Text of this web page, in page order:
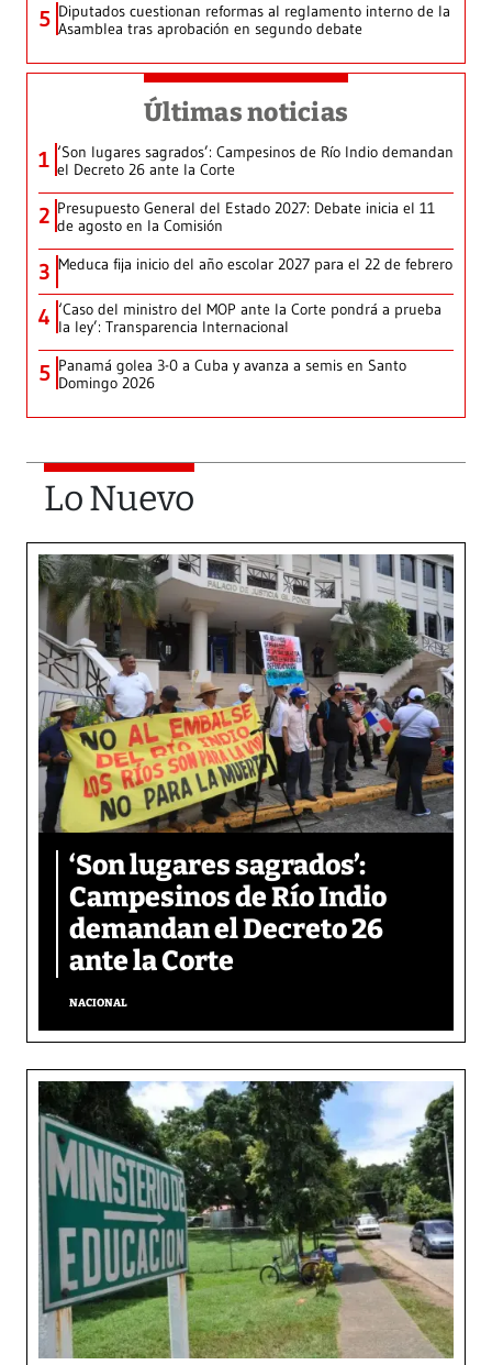
5 Diputados cuestionan reformas al reglamento interno de la
Asamblea tras aprobación en segundo debate
Últimas noticias
1 ‘Son lugares sagrados’: Campesinos de Río Indio demandan
el Decreto 26 ante la Corte
2 Presupuesto General del Estado 2027: Debate inicia el 11
de agosto en la Comisión
3 Meduca fija inicio del año escolar 2027 para el 22 de febrero
4 ‘Caso del ministro del MOP ante la Corte pondrá a prueba
la ley’: Transparencia Internacional
5 Panamá golea 3-0 a Cuba y avanza a semis en Santo
Domingo 2026
Lo Nuevo
‘Son lugares sagrados’:
Campesinos de Río Indio
demandan el Decreto 26
ante la Corte
NACIONAL